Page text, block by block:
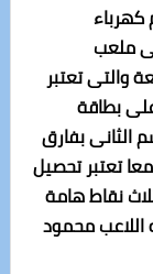
كهرباء
ملعب
والتى تعتبر
بطاقة
الثانى بفارق
تعتبر تحصيل
نقاط هامة
محمود